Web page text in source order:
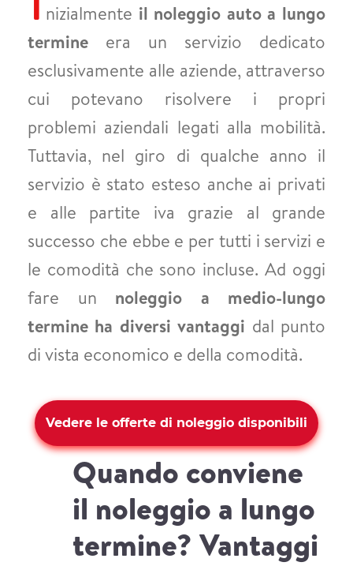
nizialmente il noleggio auto a lungo
termine era un servizio dedicato
esclusivamente alle aziende, attraverso
cui potevano risolvere i propri
problemi aziendali legati alla mobilità.
Tuttavia, nel giro di qualche anno il
servizio è stato esteso anche ai privati
e alle partite iva grazie al grande
successo che ebbe e per tutti i servizi e
le comodità che sono incluse. Ad oggi
fare un noleggio a medio-lungo
termine ha diversi vantaggi dal punto
di vista economico e della comodità.
Vedere le offerte di noleggio disponibili
Quando conviene
il noleggio a lungo
termine? Vantaggi